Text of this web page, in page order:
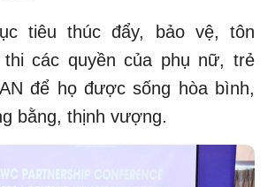
tiêu thúc đẩy, bảo vệ, tôn
các quyền của phụ nữ, trẻ
để họ được sống hòa bình,
bằng, thịnh vượng.